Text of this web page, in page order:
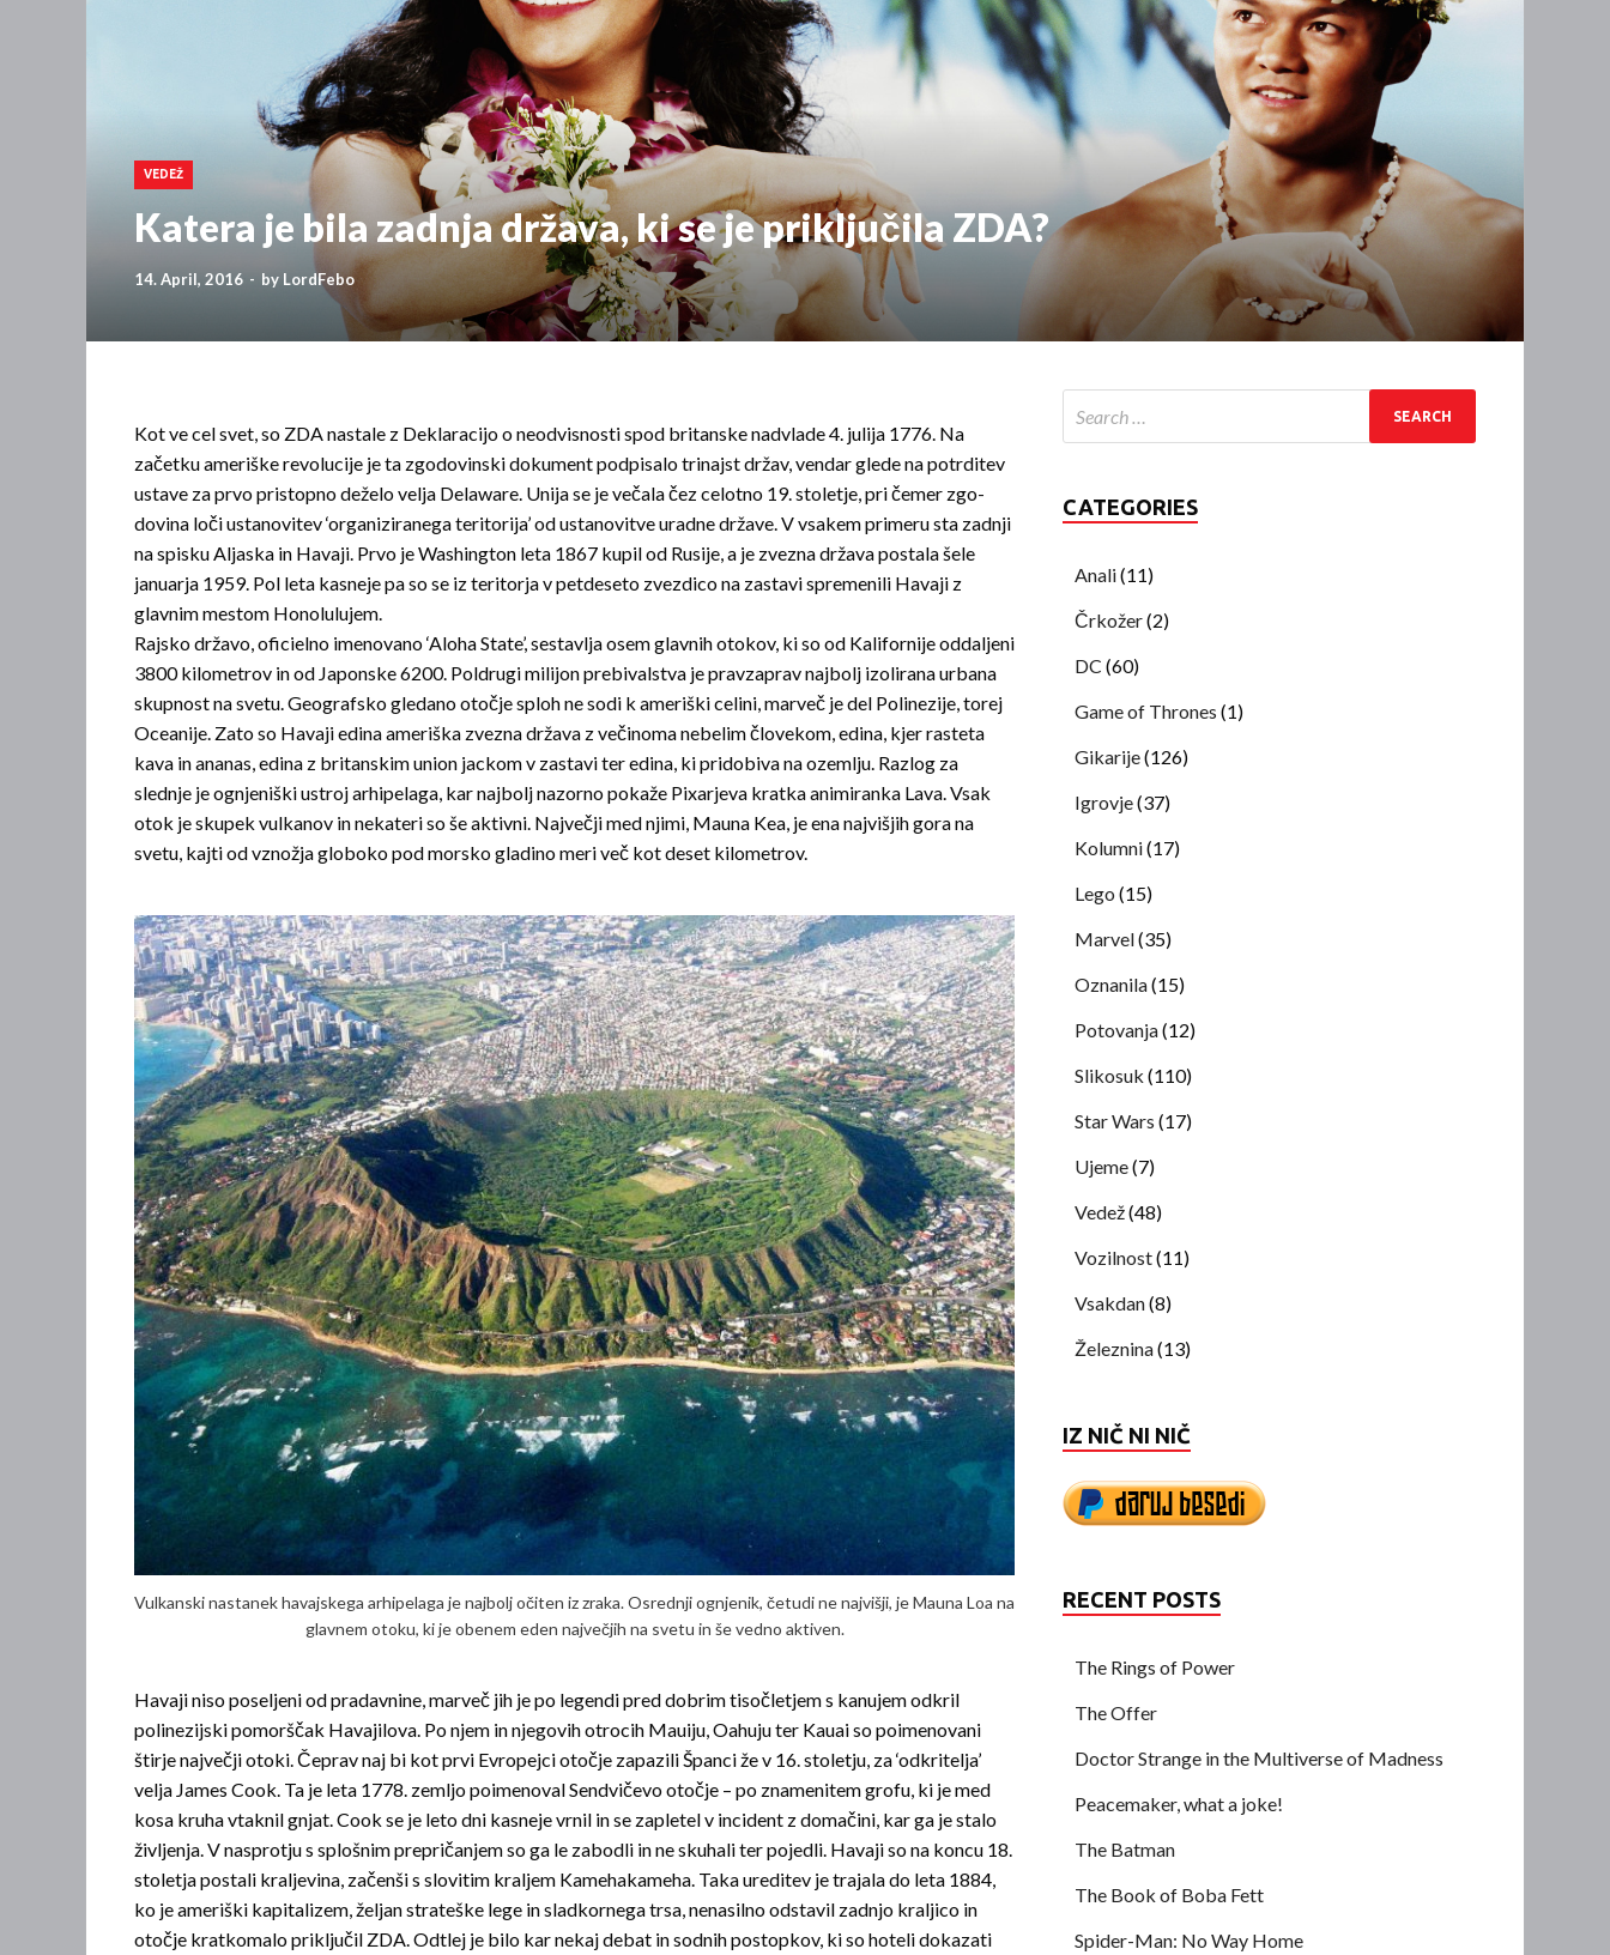
VEDEŽ
Katera je bila zadnja država, ki se je pri­klju­čila ZDA?
14. April, 2016 - by LordFebo
Kot ve cel svet, so ZDA nastale z Deklaracijo o neodvisnosti spod britanske nadvlade 4. julija 1776. Na
začetku ameriške revolucije je ta zgodovinski dokument podpisalo trinajst držav, vendar glede na potrditev
ustave za prvo pristopno deželo velja Delaware. Unija se je večala čez celotno 19. stoletje, pri čemer zgo­
dovina loči ustanovitev ‘organiziranega teritorija’ od ustanovitve uradne države. V vsakem primeru sta zadnji
na spisku Aljaska in Havaji. Prvo je Washington leta 1867 kupil od Rusije, a je zvezna država postala še­le
januarja 1959. Pol leta kasneje pa so se iz teritorja v petdeseto zvezdico na zastavi spremenili Havaji z
glavn­im mestom Honolulujem.
Rajsko državo, oficielno imenovano ‘Aloha State’, ses­tavlja osem glavnih otokov, ki so od Kalifornije oddaljeni
3800 kilometrov in od Japonske 6200. Poldrugi milijon prebivalstva je pravzaprav najbolj izolirana urbana
skupnost na svetu. Geografsko gledano otočje sploh ne sodi k ameriški celini, marveč je del Polinezije, torej
Oceanije. Zato so Havaji edina ameriška zvezna drža­va z večinoma nebelim človekom, edina, kjer rasteta
kava in ananas, edina z britanskim union jackom v zastavi ter edina, ki pridobiva na ozemlju. Razlog za
slednje je ognjeniški ustroj arhipelaga, kar najbolj nazorno pokaže Pixarjeva kratka animiranka Lava. Vsak
otok je skupek vulkanov in nekateri so še aktivni. Največji med njimi, Mauna Kea, je ena najviš­jih gora na
svetu, kajti od vznožja globoko pod morsko gladino meri več kot deset kilometrov.
Vulkanski nastanek havajskega arhipelaga je najbolj očiten iz zraka. Osrednji ognjenik, četudi ne najvišji, je Mauna Loa na
glavnem otoku, ki je ob­enem eden največjih na svetu in še vedno aktiven.
Havaji niso poseljeni od pradavnine, marveč jih je po legendi pred dobrim tisočletjem s kanujem odkril
polinezijski pomorščak Havajilova. Po njem in njegovih otrocih Mauiju, Oahuju ter Kauai so poimenovani
štirje največji otoki. Čeprav naj bi kot prvi Evropejci otoč­je zapazili Španci že v 16. stoletju, za ‘odkritelja’
velja James Cook. Ta je leta 1778. zemljo poimenoval Sendvičevo otočje – po znamenitem grofu, ki je med
kosa kruha vtaknil gnjat. Cook se je leto dni kasneje vrnil in se zapletel v incident z domačini, kar ga je stalo
življenja. V nasprotju s splošnim prepričanjem so ga le zabodli in ne skuhali ter pojedli. Havaji so na koncu 18.
stoletja postali kraljevina, začenši s slovitim kraljem Kamehakameha. Taka ureditev je trajala do leta 1884,
ko je ameriški kapitalizem, željan strateške lege in sladkornega trsa, nenasilno odstavil zadnjo kraljico in
otočje kratkomalo priključil ZDA. Od­tlej je bilo kar nekaj debat in sodnih postopkov, ki so hoteli dokazati
CATEGORIES
Anali(11)
Črkožer(2)
DC (60)
Game of Thrones (1)
Gikarije(126)
Igrovje(37)
Kolumni(17)
Lego (15)
Marvel(35)
Oznanila(15)
Potovanja(12)
Slikosuk (110)
Star Wars (17)
Ujeme(7)
Vedež(48)
Vozilnost(11)
Vsakdan(8)
Železnina(13)
IZ NIČ NI NIČ
RECENT POSTS
The Rings of Power
The Offer
Doctor Strange in the Multiverse of Madness
Peacemaker, what a joke!
The Batman
The Book of Boba Fett
Spider-Man: No Way Home